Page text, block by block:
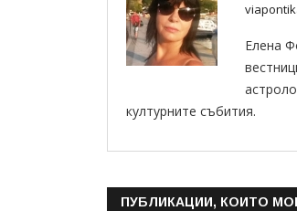
Елена
културните събития.
ПУБЛИКАЦИИ, КОИТО